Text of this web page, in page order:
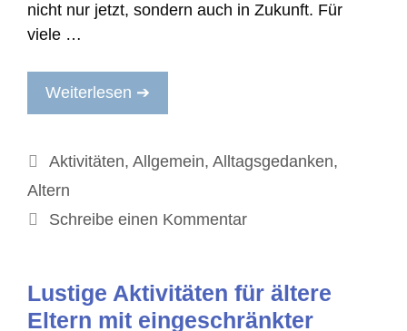
nicht nur jetzt, sondern auch in Zukunft. Für
viele …
Weiterlesen ➔
Kategorien
Aktivitäten, Allgemein, Alltagsgedanken,
Altern
Schreibe einen Kommentar
Lustige Aktivitäten für ältere
Eltern mit eingeschränkter